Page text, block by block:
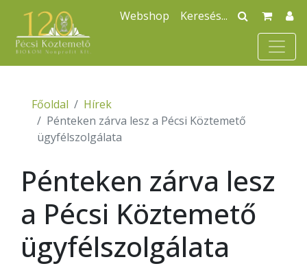
Webshop
Főoldal
Hírek
Pénteken zárva lesz a Pécsi Köztemető
ügyfélszolgálata
Pénteken zárva lesz
a Pécsi Köztemető
ügyfélszolgálata